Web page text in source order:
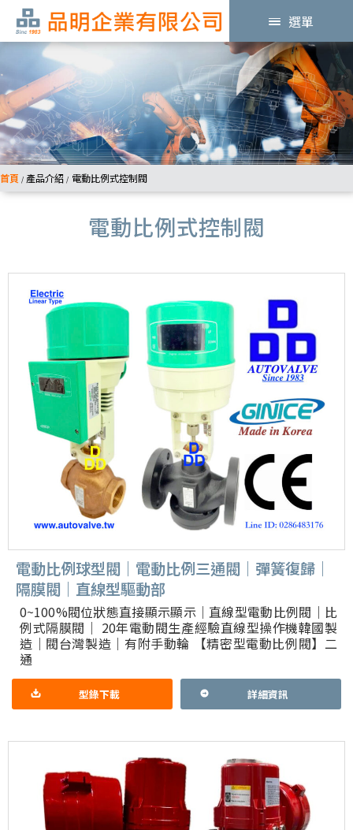
選單
首頁 / 產品介紹 / 電動比例式控制閥
電動比例式控制閥
電動比例球型閥｜電動比例三通閥｜彈簧復歸｜
隔膜閥｜直線型驅動部
0~100%閥位狀態直接顯示顯示｜直線型電動比例閥｜比
例式隔膜閥｜ 20年電動閥生產經驗直線型操作機韓國製
造｜閥台灣製造｜有附手動輪 【精密型電動比例閥】二
通
型錄下載 詳細資訊